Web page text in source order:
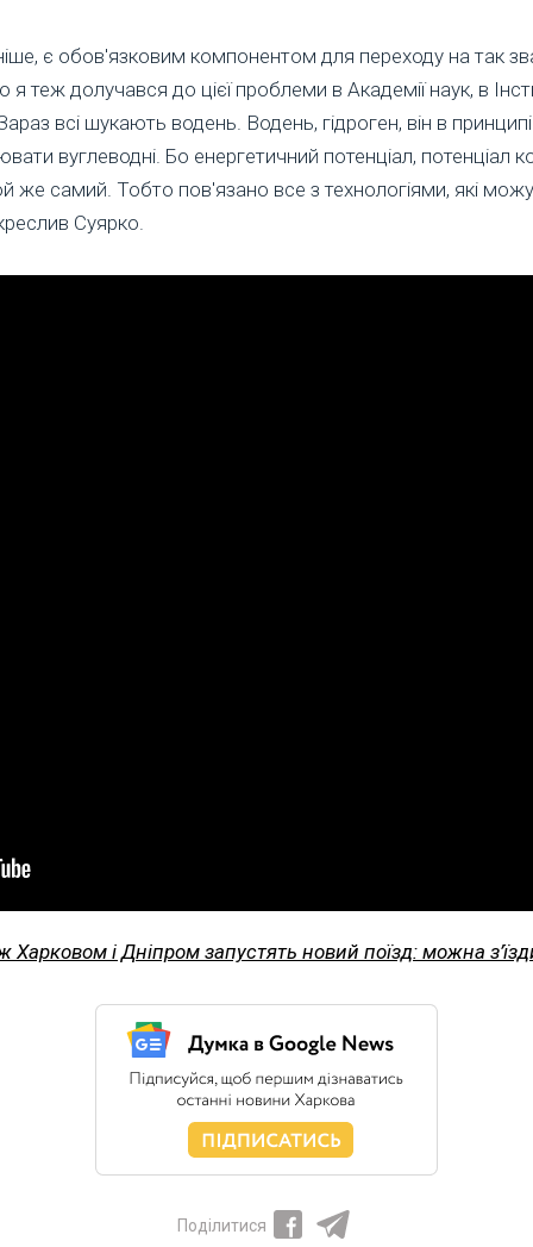
є обов'язковим компонентом для переходу на так
долучався до цієї проблеми в Академії наук, в
всі шукають водень. Водень, гідроген, він в
вуглеводні. Бо енергетичний потенціал, потенціал
же самий. Тобто пов'язано все з технологіями, які
Суярко.
Харковом і Дніпром запустять новий поїзд: можна
Поділитися